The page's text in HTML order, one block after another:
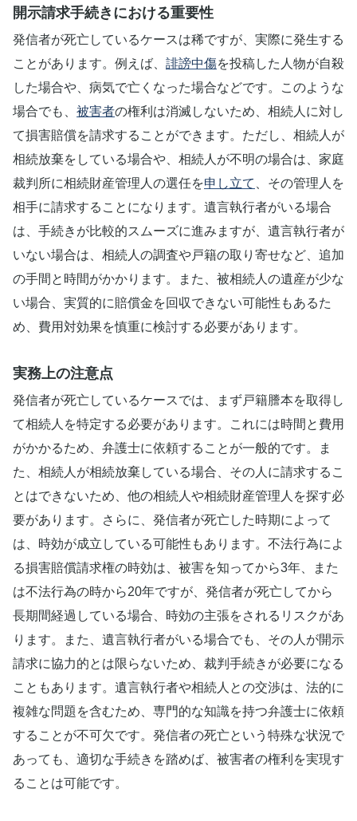
開示請求手続きにおける重要性
発信者が死亡しているケースは稀ですが、実際に発生する
ことがあります。例えば、 誹謗中傷を投稿した人物が自殺
した場合や、病気で亡くなった場合などです。このような
場合でも、 被害者の権利は消滅しないため、相続人に対し
て損害賠償を請求することができます。ただし、相続人が
相続放棄をしている場合や、相続人が不明の場合は、家庭
裁判所に相続財産管理人の選任を申し立て
、その管理人を
相手に請求することになります。遺言執行者がいる場合
は、手続きが比較的スムーズに進みますが、遺言執行者が
いない場合は、相続人の調査や戸籍の取り寄せなど、追加
の手間と時間がかかります。また、被相続人の遺産が少な
い場合、実質的に賠償金を回収できない可能性もあるた
め、費用対効果を慎重に検討する必要があります。
実務上の注意点
発信者が死亡しているケースでは、まず戸籍謄本を取得し
て相続人を特定する必要があります。これには時間と費用
がかかるため、弁護士に依頼することが一般的です。ま
た、相続人が相続放棄している場合、その人に請求するこ
とはできないため、他の相続人や相続財産管理人を探す必
要があります。さらに、発信者が死亡した時期によって
は、時効が成立している可能性もあります。不法行為によ
る損害賠償請求権の時効は、被害を知ってから3年、また
は不法行為の時から20年ですが、発信者が死亡してから
長期間経過している場合、時効の主張をされるリスクがあ
ります。また、遺言執行者がいる場合でも、その人が開示
請求に協力的とは限らないため、裁判手続きが必要になる
こともあります。遺言執行者や相続人との交渉は、法的に
複雑な問題を含むため、専門的な知識を持つ弁護士に依頼
することが不可欠です。発信者の死亡という特殊な状況で
あっても、適切な手続きを踏めば、被害者の権利を実現す
ることは可能です。